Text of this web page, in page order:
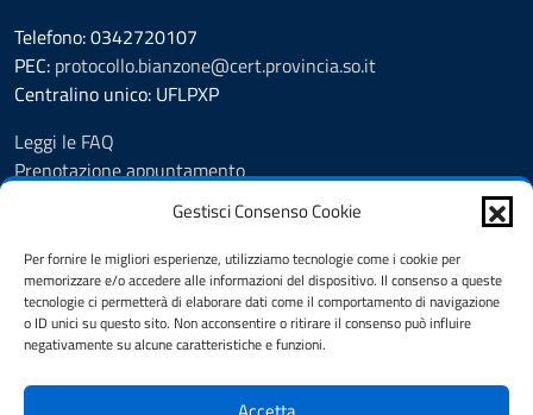
Gestisci Consenso Cookie
Per fornire le migliori esperienze, utilizziamo tecnologie come i cookie per
memorizzare e/o accedere alle informazioni del dispositivo. Il consenso a queste
tecnologie ci permetterà di elaborare dati come il comportamento di navigazione
o ID unici su questo sito. Non acconsentire o ritirare il consenso può influire
negativamente su alcune caratteristiche e funzioni.
Telefono: 0342720107
PEC: protocollo.bianzone@cert.provincia.so.it
Centralino unico: UFLPXP
Leggi le FAQ
Prenotazione appuntamento
Segnalazione disservizio
Richiesta assistenza
Pubblicità legale
Albo Pretorio
Amministrazione trasparente
Note legali